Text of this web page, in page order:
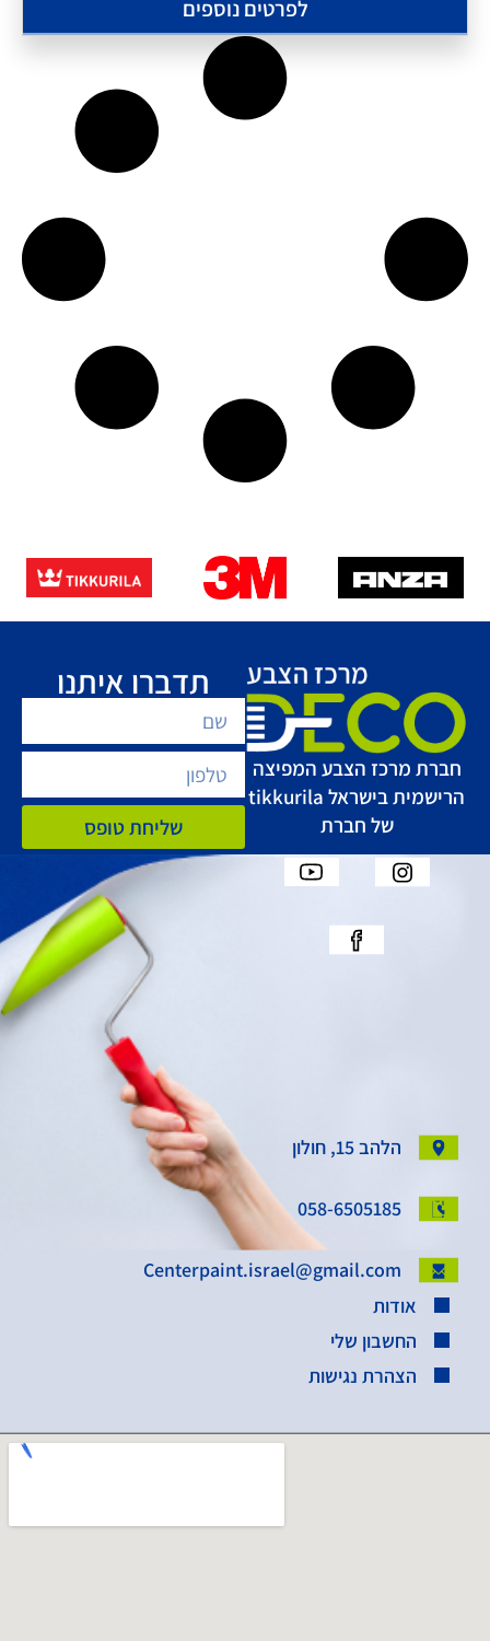
לפרטים נוספים
הלהב 15, חולון
058-6505185
Centerpaint.israel@gmail.com
אודות
החשבון שלי
הצהרת נגישות
תדברו איתנו
שליחת טופס
חברת מרכז הצבע המפיצה
הרישמית בישראל tikkurila
של חברת